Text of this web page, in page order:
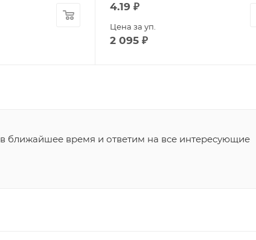
4.19 ₽
Цена за уп.
2 095 ₽
ближайшее время и ответим на все интересующие